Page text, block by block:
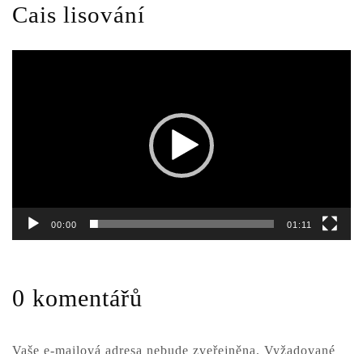
Cais lisování
00:00 01:11
0 komentářů
Vaše e-mailová adresa nebude zveřejněna. Vyžadované